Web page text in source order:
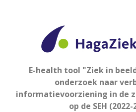
E-health tool "Ziek in
onderzoek naar
informatievoorziening in de
op de SEH (2022-